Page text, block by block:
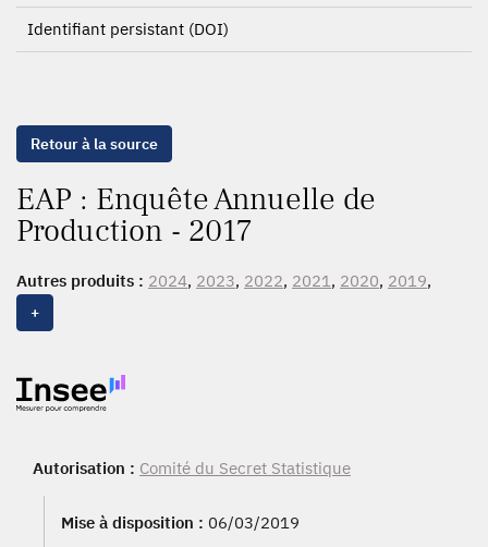
Identifiant persistant (DOI)
Retour à la source
EAP : Enquête Annuelle de
Production - 2017
Autres produits : 2024, 2023, 2022, 2021, 2020, 2019,
2018
2009
+
Autorisation : Comité du Secret Statistique
Mise à disposition : 06/03/2019